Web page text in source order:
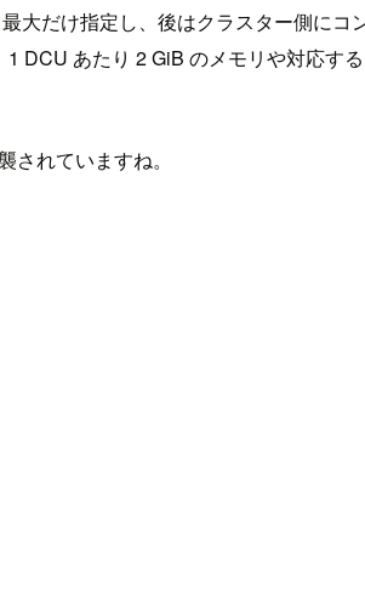
だけ指定し、後はクラスター側にコ
DCU あたり 2 GiB のメモリや対応す
れていますね。